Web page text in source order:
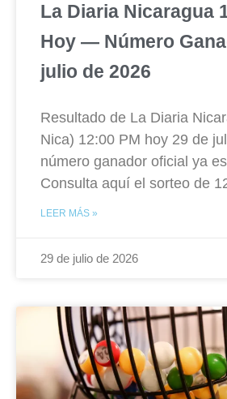
La Diaria Nicaragua
Hoy — Número
julio de 2026
Resultado de La Diaria
Nica) 12:00 PM hoy 29 de
número ganador oficial ya
Consulta aquí el sorteo de
LEER MÁS »
29 de julio de 2026